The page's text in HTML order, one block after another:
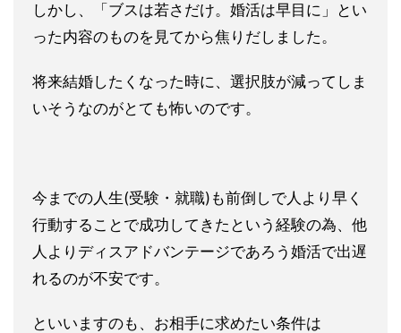
しかし、「ブスは若さだけ。婚活は早目に」とい
った内容のものを見てから焦りだしました。
将来結婚したくなった時に、選択肢が減ってしま
いそうなのがとても怖いのです。
今までの人生(受験・就職)も前倒しで人より早く
行動することで成功してきたという経験の為、他
人よりディスアドバンテージであろう婚活で出遅
れるのが不安です。
といいますのも、お相手に求めたい条件は